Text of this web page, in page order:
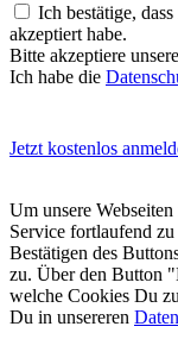
Ich bestätige,
akzeptiert habe.
Bitte akzeptiere
Ich habe die
Jetzt kostenlos
Um unsere
Service fortlaufend
Bestätigen des
zu. Über den Button
welche Cookies Du
Du in unsereren